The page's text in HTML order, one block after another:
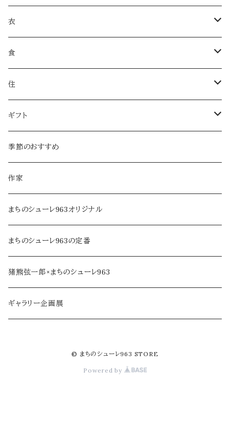
衣
衣類
服飾雑貨
服飾小物／その他
食
菓子
飲みもの
麺類・麺
調味料・オイル
乾物・だし
ジャム・加工品
soe farm
住
日用品
本・音楽
家具・インテリア
アロマ・フレグランス
民芸品・手仕事
ギフト
ラッピング
季節のおすすめ
作家
まちのシューレ963オリジナル
まちのシューレ963の定番
猪熊弦一郎×まちのシューレ963
ギャラリー企画展
© まちのシューレ963 STORE
Powered by